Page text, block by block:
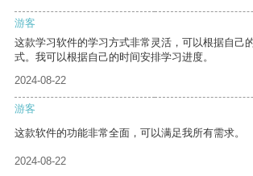
游客
这款学习软件的学习方式非常灵活，可以根据自己
式。我可以根据自己的时间安排学习进度。
2024-08-22
游客
这款软件的功能非常全面，可以满足我所有需求。
2024-08-22